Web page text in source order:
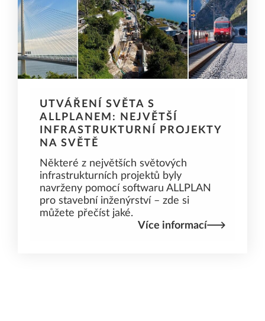
UTVÁŘENÍ SVĚTA S
ALLPLANEM: NEJVĚTŠÍ
INFRASTRUKTURNÍ PROJEKTY
NA SVĚTĚ
Některé z největších světových
infrastrukturních projektů byly
navrženy pomocí softwaru ALLPLAN
pro stavební inženýrství – zde si
můžete přečíst jaké.
Více informací